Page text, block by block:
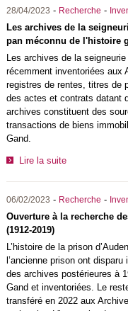
28/04/2023 - Recherche -
Les archives de la
pan méconnu de l'histoire
Les archives de la
récemment inventoriées aux
registres de rentes, titres de
des actes et contrats datant
archives constituent des
transactions de biens
Gand.
Lire la suite
06/02/2023 - Recherche -
Ouverture à la recherche
(1912-2019)
L’histoire de la prison
l’ancienne prison ont
des archives postérieures à
Gand et inventoriées. Le
transféré en 2022 aux